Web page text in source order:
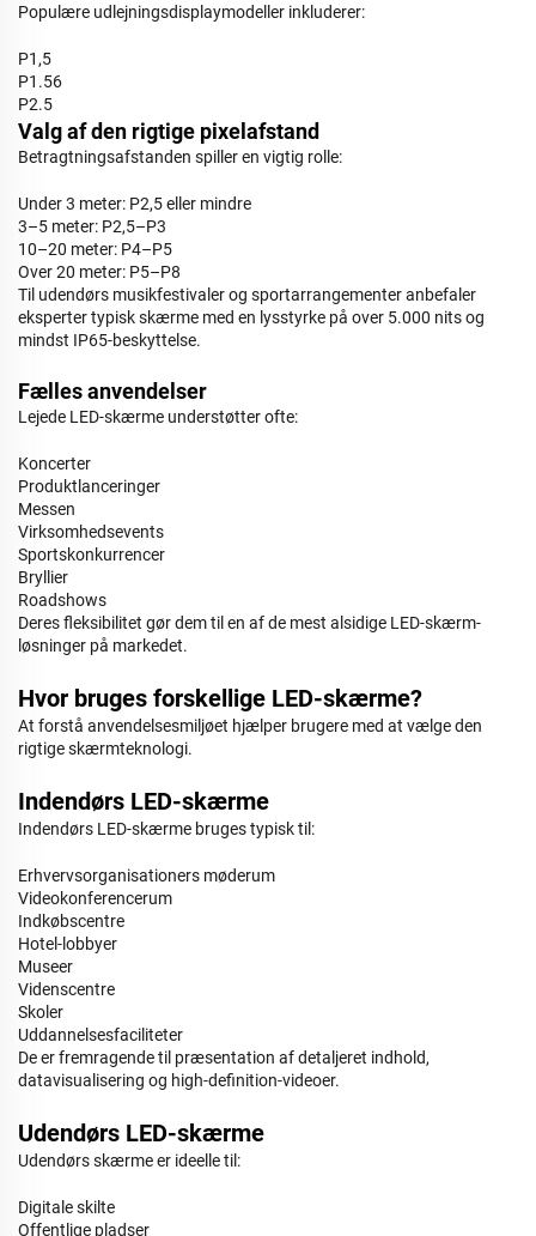
Populære udlejningsdisplaymodeller inkluderer:
P1,5
P1.56
P2.5
Valg af den rigtige pixelafstand
Betragtningsafstanden spiller en vigtig rolle:
Under 3 meter: P2,5 eller mindre
3–5 meter: P2,5–P3
10–20 meter: P4–P5
Over 20 meter: P5–P8
Til udendørs musikfestivaler og sportarrangementer anbefaler
eksperter typisk skærme med en lysstyrke på over 5.000 nits og
mindst IP65-beskyttelse.
Fælles anvendelser
Lejede LED-skærme understøtter ofte:
Koncerter
Produktlanceringer
Messen
Virksomhedsevents
Sportskonkurrencer
Bryllier
Roadshows
Deres fleksibilitet gør dem til en af de mest alsidige LED-skærm-
løsninger på markedet.
Hvor bruges forskellige LED-skærme?
At forstå anvendelsesmiljøet hjælper brugere med at vælge den
rigtige skærmteknologi.
Indendørs LED-skærme
Indendørs LED-skærme bruges typisk til:
Erhvervsorganisationers møderum
Videokonferencerum
Indkøbscentre
Hotel-lobbyer
Museer
Videnscentre
Skoler
Uddannelsesfaciliteter
De er fremragende til præsentation af detaljeret indhold,
datavisualisering og high-definition-videoer.
Udendørs LED-skærme
Udendørs skærme er ideelle til:
Digitale skilte
Offentlige pladser